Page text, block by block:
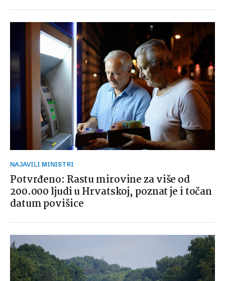
NAJAVILI MINISTRI
Potvrđeno: Rastu mirovine za više od
200.000 ljudi u Hrvatskoj, poznat je i točan
datum povišice